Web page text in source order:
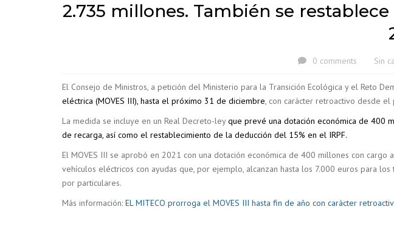
2.735 millones. También se
0 comments Sin
El Consejo de Ministros, a petición del Ministerio para la Transición Ecológica y el Reto
eléctrica (MOVES III), hasta el próximo 31 de diciembre, con carácter retroactivo desde el
La medida se incluye en un Real Decreto-leyque prevé una dotación económica de 400
de recarga, así como el restablecimiento de la deducción del 15% en el IRPF.
El MOVES III se aprobó en 2021 con una dotación económica de 400 millones con cargo
vehículos eléctricos con ayudas que, por ejemplo, alcanzan hasta los 7.000 euros para
por particulares.
Más información: EL MITECO prorroga el MOVES III hasta fin de año con carácter